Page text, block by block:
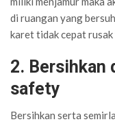
di ruangan yang
karet tidak cepat rusak
2. Bersihkan
safety
Bersihkan serta